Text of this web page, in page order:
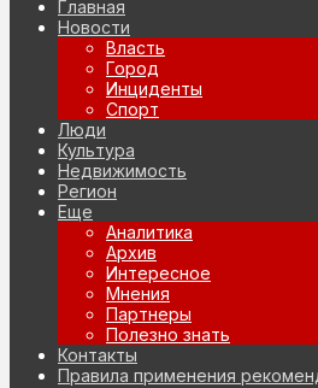
Главная
Новости
Власть
Город
Инциденты
Спорт
Люди
Культура
Недвижимость
Регион
Еще
Аналитика
Архив
Интересное
Мнения
Партнеры
Полезно знать
Контакты
Правила применения